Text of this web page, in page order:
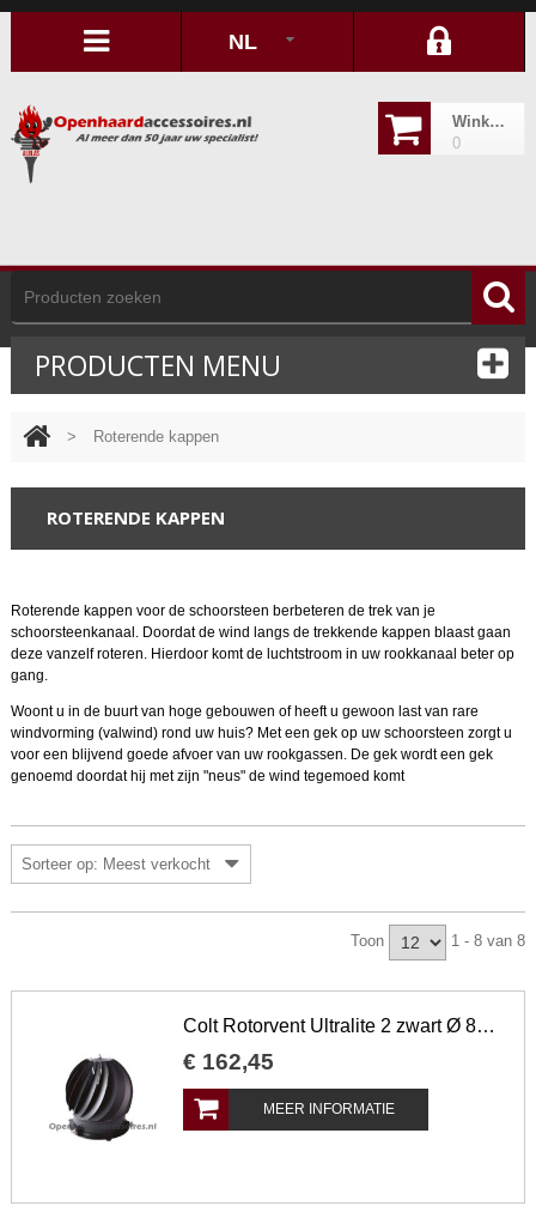
Winkelwagen
0
NL
PRODUCTEN MENU
> Roterende kappen
ROTERENDE KAPPEN
Roterende kappen voor de schoorsteen berbeteren de trek van je
schoorsteenkanaal. Doordat de wind langs de trekkende kappen blaast gaan
deze vanzelf roteren. Hierdoor komt de luchtstroom in uw rookkanaal beter op
gang.
Woont u in de buurt van hoge gebouwen of heeft u gewoon last van rare
windvorming (valwind) rond uw huis? Met een gek op uw schoorsteen zorgt u
voor een blijvend goede afvoer van uw rookgassen. De gek wordt een gek
genoemd doordat hij met zijn "neus" de wind tegemoed komt
Sorteer op: Meest verkocht
Toon 1 - 8 van 8
Colt Rotorvent Ultralite 2 zwart Ø 80 - 250 mm
€ 162,45
MEER INFORMATIE